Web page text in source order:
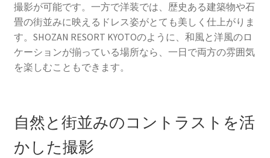
京都の結婚式場最新情報！ブライダルフェアと特典の楽
しみ方
ウェディング京都の魅力。挙式も前撮りも！もっと楽し
くなるアイデア集
撮影が可能です。一方で洋装では、歴史ある建築物や石
畳の街並みに映えるドレス姿がとても美しく仕上がりま
す。SHOZAN RESORT KYOTOのように、和風と洋風のロ
ケーションが揃っている場所なら、一日で両方の雰囲気
を楽しむこともできます。
自然と街並みのコントラストを活
かした撮影